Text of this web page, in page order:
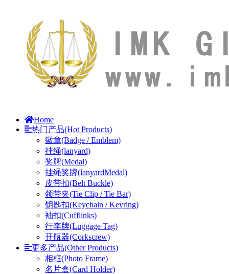
Home
热门产品(Hot Products)
徽章(Badge / Emblem)
挂绳(lanyard)
奖牌(Medal)
挂绳奖牌(lanyardMedal)
皮带扣(Belt Buckle)
领带夹(Tie Clip / Tie Bar)
钥匙扣(Keychain / Keyring)
袖扣(Cufflinks)
行李牌(Luggage Tag)
开瓶器(Corkscrew)
更多产品(Other Products)
相框(Photo Frame)
名片盒(Card Holder)